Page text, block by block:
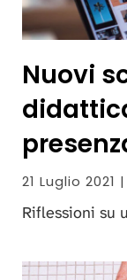
Nuovi
21 Luglio
Riflessioni su